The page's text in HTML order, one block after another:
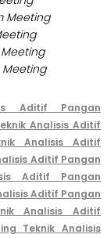
Meeting
Meeting
Aditif Pangan
Analisis Aditif
Analisis Aditif
Aditif Pangan
Aditif Pangan
Aditif Pangan
Analisis Aditif
Teknik Analisis